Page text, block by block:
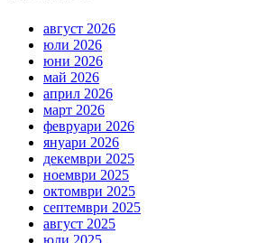
август 2026
юли 2026
юни 2026
май 2026
април 2026
март 2026
февруари 2026
януари 2026
декември 2025
ноември 2025
октомври 2025
септември 2025
август 2025
юли 2025